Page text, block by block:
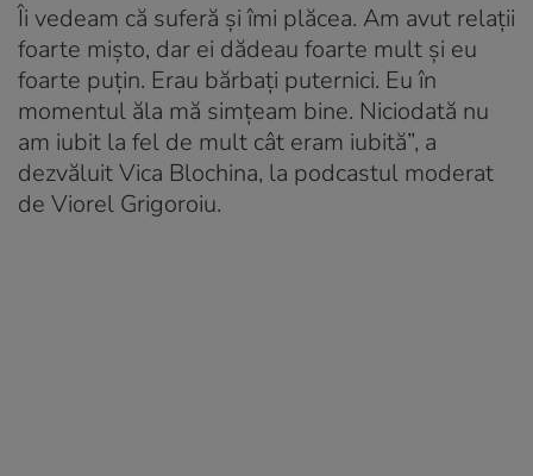
Îi vedeam că suferă și îmi plăcea. Am avut relații
foarte mișto, dar ei dădeau foarte mult și eu
foarte puțin. Erau bărbați puternici. Eu în
momentul ăla mă simțeam bine. Niciodată nu
am iubit la fel de mult cât eram iubită”, a
dezvăluit Vica Blochina, la podcastul moderat
de Viorel Grigoroiu.